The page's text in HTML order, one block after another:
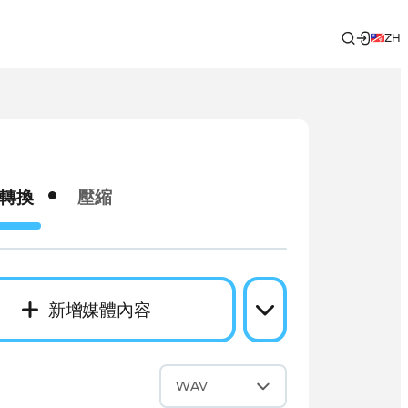
ZH
轉換 壓縮
新增媒體內容
WAV